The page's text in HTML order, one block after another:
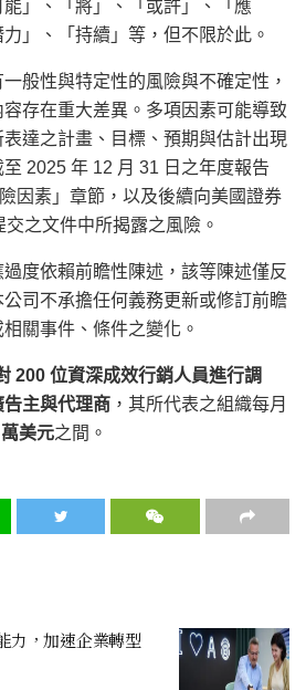
」、「將」、「或許」、「應
」、「持續」等，但不限於此。
般性與特定性的風險與不確定性，
存在重大差異。多項因素可能導致
達之計畫、目標、預期與估計出現
2025 年 12 月 31 日之年度報告
因素」章節，以及後續向美國證券
之文件中所揭露之風險。
度依賴前瞻性陳述，該等陳述僅反
司不承擔任何義務更新或修訂前瞻
關事件、條件之變化。
200 位資深成效行銷人員進行調
主與代理商 ，其所代表之組織每月
美元之間。
力，加速企業轉型